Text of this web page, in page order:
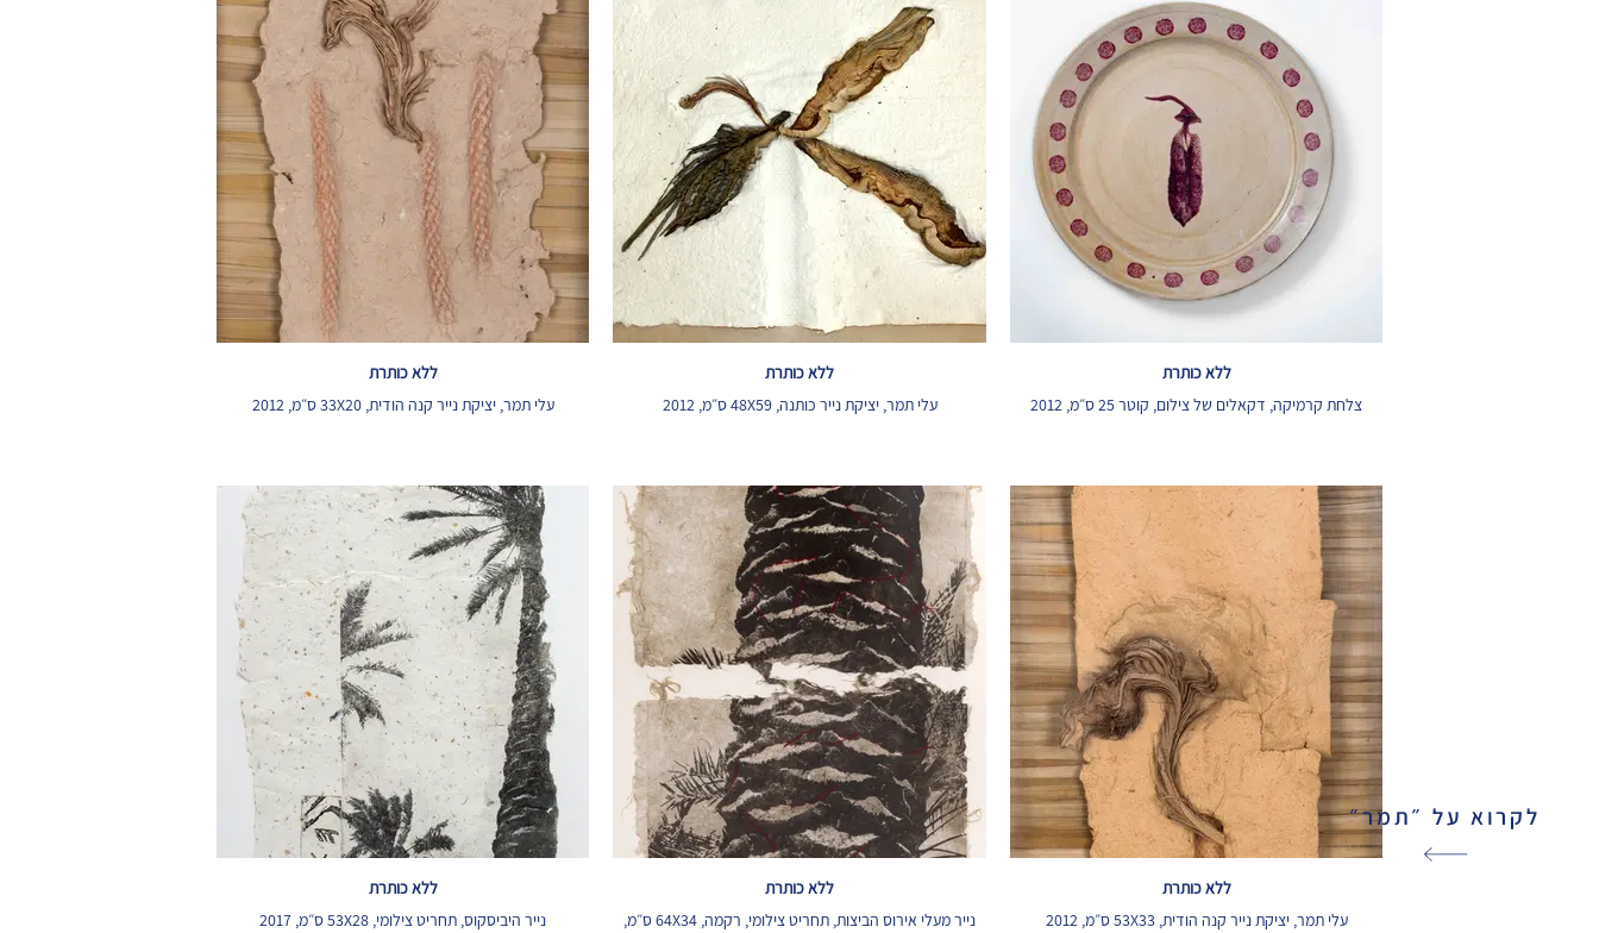
לקרוא על ״תמר״
ללא כותרת
צלחת קרמיקה, דקאלים של צילום, קוטר 25 ס״מ, 2012
ללא כותרת
עלי תמר, יציקת נייר כותנה, 48X59 ס״מ, 2012
ללא כותרת
עלי תמר, יציקת נייר קנה הודית, 33X20 ס״מ, 2012
ללא כותרת
עלי תמר, יציקת נייר קנה הודית, 53X33 ס״מ, 2012
ללא כותרת
נייר מעלי אירוס הביצות, תחריט צילומי, רקמה, 64X34 ס״מ,
ללא כותרת
נייר היביסקוס, תחריט צילומי, 53X28 ס״מ, 2017